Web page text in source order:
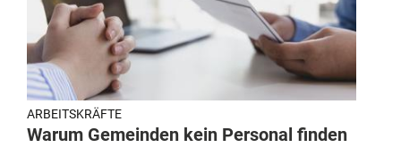
ARBEITSKRÄFTE
Warum Gemeinden kein Personal finden